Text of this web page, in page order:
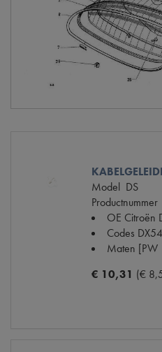
Model DS
Productnummer
OE Citroën
Codes
Maten [PW
€ 10,31 (€